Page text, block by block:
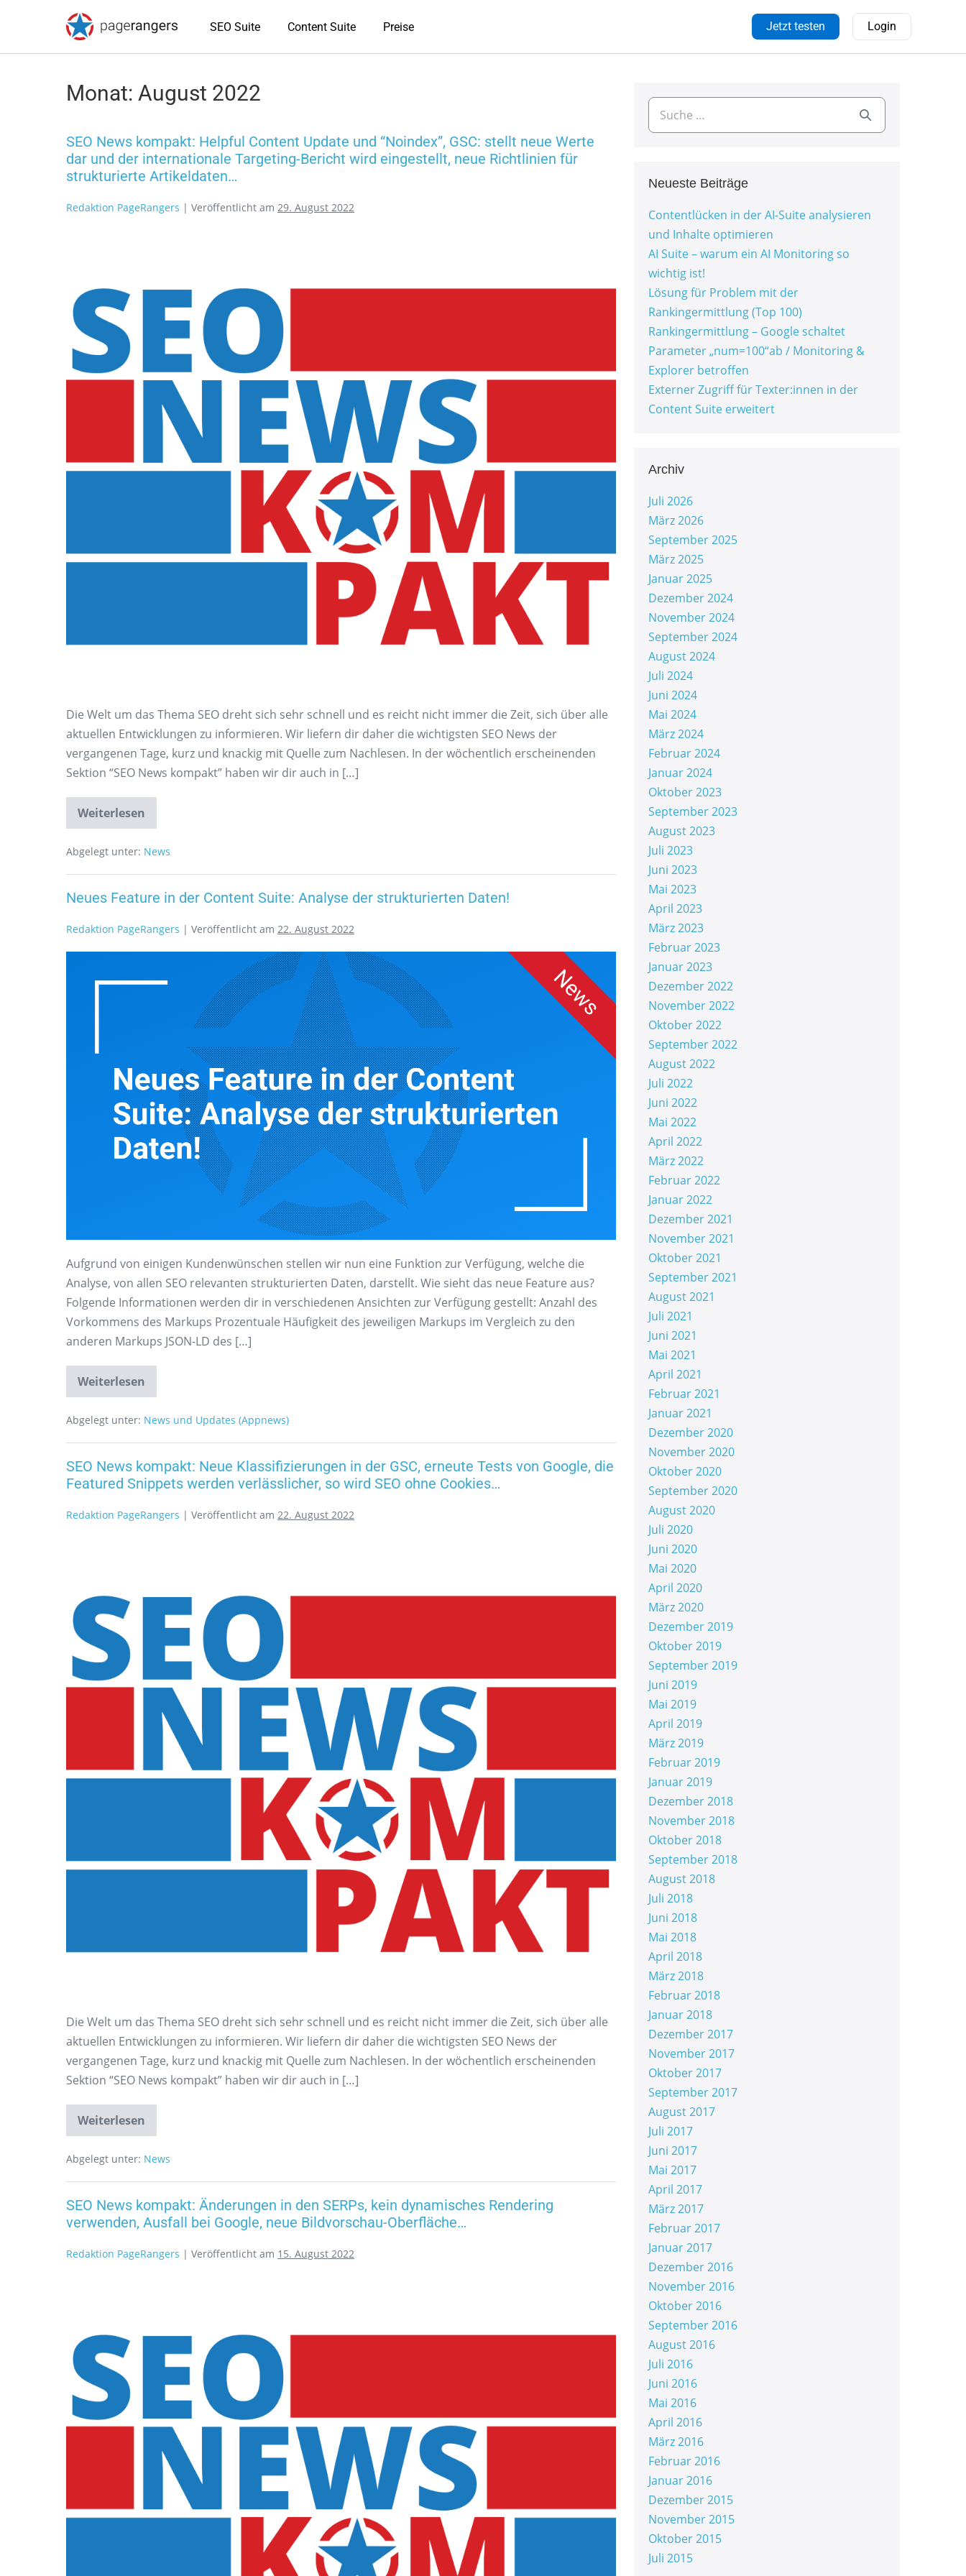
SEO Suite Content Suite Preise Jetzt testen Login
Monat: August 2022
SEO News kompakt: Helpful Content Update und “Noindex”, GSC: stellt neue Werte
dar und der internationale Targeting-Bericht wird eingestellt, neue Richtlinien für
strukturierte Artikeldaten…
Redaktion PageRangers | Veröffentlicht am 29. August 2022
Die Welt um das Thema SEO dreht sich sehr schnell und es reicht nicht immer die Zeit, sich über alle
aktuellen Entwicklungen zu informieren. Wir liefern dir daher die wichtigsten SEO News der
vergangenen Tage, kurz und knackig mit Quelle zum Nachlesen. In der wöchentlich erscheinenden
Sektion “SEO News kompakt” haben wir dir auch in […]
Weiterlesen
Abgelegt unter: News
Neues Feature in der Content Suite: Analyse der strukturierten Daten!
Redaktion PageRangers | Veröffentlicht am 22. August 2022
Aufgrund von einigen Kundenwünschen stellen wir nun eine Funktion zur Verfügung, welche die
Analyse, von allen SEO relevanten strukturierten Daten, darstellt. Wie sieht das neue Feature aus?
Folgende Informationen werden dir in verschiedenen Ansichten zur Verfügung gestellt: Anzahl des
Vorkommens des Markups Prozentuale Häufigkeit des jeweiligen Markups im Vergleich zu den
anderen Markups JSON-LD des […]
Weiterlesen
Abgelegt unter: News und Updates (Appnews)
SEO News kompakt: Neue Klassifizierungen in der GSC, erneute Tests von Google, die
Featured Snippets werden verlässlicher, so wird SEO ohne Cookies…
Redaktion PageRangers | Veröffentlicht am 22. August 2022
Die Welt um das Thema SEO dreht sich sehr schnell und es reicht nicht immer die Zeit, sich über alle
aktuellen Entwicklungen zu informieren. Wir liefern dir daher die wichtigsten SEO News der
vergangenen Tage, kurz und knackig mit Quelle zum Nachlesen. In der wöchentlich erscheinenden
Sektion “SEO News kompakt” haben wir dir auch in […]
Weiterlesen
Abgelegt unter: News
SEO News kompakt: Änderungen in den SERPs, kein dynamisches Rendering
verwenden, Ausfall bei Google, neue Bildvorschau-Oberfläche…
Redaktion PageRangers | Veröffentlicht am 15. August 2022
Neueste Beiträge
Contentlücken in der AI-Suite analysieren
und Inhalte optimieren
AI Suite – warum ein AI Monitoring so
wichtig ist!
Lösung für Problem mit der
Rankingermittlung (Top 100)
Rankingermittlung – Google schaltet
Parameter „num=100“ab / Monitoring &
Explorer betroffen
Externer Zugriff für Texter:innen in der
Content Suite erweitert
Archiv
Juli 2026
März 2026
September 2025
März 2025
Januar 2025
Dezember 2024
November 2024
September 2024
August 2024
Juli 2024
Juni 2024
Mai 2024
März 2024
Februar 2024
Januar 2024
Oktober 2023
September 2023
August 2023
Juli 2023
Juni 2023
Mai 2023
April 2023
März 2023
Februar 2023
Januar 2023
Dezember 2022
November 2022
Oktober 2022
September 2022
August 2022
Juli 2022
Juni 2022
Mai 2022
April 2022
März 2022
Februar 2022
Januar 2022
Dezember 2021
November 2021
Oktober 2021
September 2021
August 2021
Juli 2021
Juni 2021
Mai 2021
April 2021
Februar 2021
Januar 2021
Dezember 2020
November 2020
Oktober 2020
September 2020
August 2020
Juli 2020
Juni 2020
Mai 2020
April 2020
März 2020
Dezember 2019
Oktober 2019
September 2019
Juni 2019
Mai 2019
April 2019
März 2019
Februar 2019
Januar 2019
Dezember 2018
November 2018
Oktober 2018
September 2018
August 2018
Juli 2018
Juni 2018
Mai 2018
April 2018
März 2018
Februar 2018
Januar 2018
Dezember 2017
November 2017
Oktober 2017
September 2017
August 2017
Juli 2017
Juni 2017
Mai 2017
April 2017
März 2017
Februar 2017
Januar 2017
Dezember 2016
November 2016
Oktober 2016
September 2016
August 2016
Juli 2016
Juni 2016
Mai 2016
April 2016
März 2016
Februar 2016
Januar 2016
Dezember 2015
November 2015
Oktober 2015
Juli 2015